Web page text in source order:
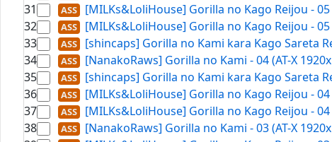
31
[MILKs&LoliHouse] Gorilla no Kago Reijou - 05
32
[MILKs&LoliHouse] Gorilla no Kago Reijou - 05
33
[shincaps] Gorilla no Kami kara Kago Sareta
34
[NanakoRaws] Gorilla no Kami - 04 (AT-X
35
[shincaps] Gorilla no Kami kara Kago Sareta
36
[MILKs&LoliHouse] Gorilla no Kago Reijou - 04
37
[MILKs&LoliHouse] Gorilla no Kago Reijou - 04
38
[NanakoRaws] Gorilla no Kami - 03 (AT-X